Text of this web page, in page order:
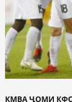
КМВА ҶОМИ